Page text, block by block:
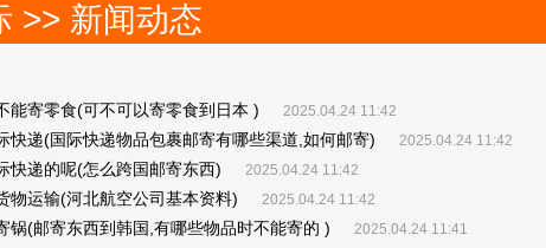
>> 新闻动态
能寄零食(可不可以寄零食到日本 ) 2025.04.24 11:42
快递(国际快递物品包裹邮寄有哪些渠道,如何邮寄) 2025.04.24 11:42
快递的呢(怎么跨国邮寄东西) 2025.04.24 11:42
物运输(河北航空公司基本资料) 2025.04.24 11:42
锅(邮寄东西到韩国,有哪些物品时不能寄的 ) 2025.04.24 11:41